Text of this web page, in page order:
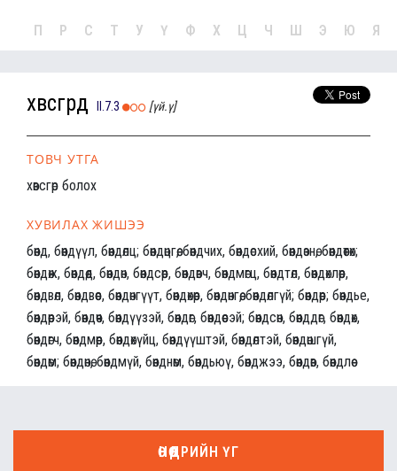
П Р С Т У Ү Ф Х Ц Ч Ш Э Ю Я
хөвсгөрд II.7.3 [үй.ү]
ТОВЧ УТГА
хөвсгөр болох
ХУВИЛАХ ЖИШЭЭ
бөөнд, бөөндүүл, бөөндөлц; бөөндөцгөө, бөөндчих, бөөндөсхий, бөөндөзнө, бөөндөөтөх;
бөөндөж, бөөндөөд, бөөндөн, бөөндсөөр, бөөндөвч, бөөндмөгц, бөөндтөл, бөөндөхлөөр,
бөөндвөл, бөөндвөөс, бөөндөнгүүт, бөөндөхөөр, бөөндөнгөө, бөөндөлгүй; бөөндөөр; бөөндье,
бөөндөөрэй, бөөндөөч, бөөндүүзэй, бөөндөг, бөөндөөсэй; бөөндсөн, бөөнддөг, бөөндөх,
бөөндөгч, бөөндмөөр, бөөндөхүйц, бөөндүүштэй, бөөндөлтэй, бөөндөшгүй,
бөөндөм; бөөндөнө, бөөндмүй, бөөнднөм, бөөндьюү, бөөнджээ, бөөндөв, бөөндлөө
ӨНӨӨДРИЙН ҮГ